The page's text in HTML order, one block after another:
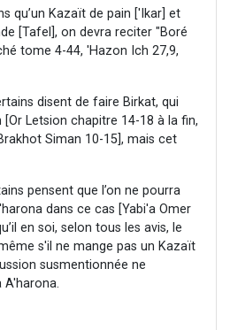
qu’un Kazaït de pain ['Ikar] et
[Tafel], on devra reciter "Boré
tome 4-44, 'Hazon Ich 27,9,
disent de faire Birkat, qui
Letsion chapitre 14-18 à la fin,
Siman 10-15], mais cet
pensent que l’on ne pourra
dans ce cas [Yabi'a Omer
en soi, selon tous les avis, le
s'il ne mange pas un Kazaït
susmentionnée ne
A'harona.